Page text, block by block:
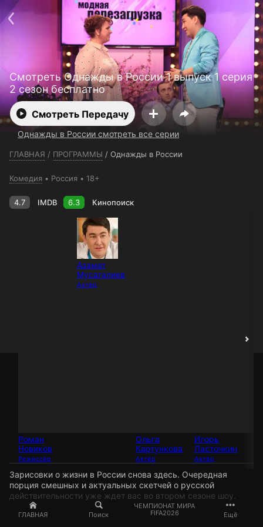
ГЛАВНАЯ Поиск
ЧЕМПИОНАТ МИРА
FIFA2026
Ещё
Смотреть Однажды в России 1 выпуск 1 серия
2 сезон бесплатно
Смотреть Передачу
Однажды в России смотреть все серии
ГЛАВНАЯ / ПРОГРАММЫ / Однажды в России
Комедия Россия 18+
4.7 IMDB 6.3 Кинопоиск
Роман
Новиков
Режиссёр
Азамат
Мусагалиев
Актёр
Ольга
Картункова
Актёр
Игорь
Ласточкин
Актёр
Зарисовки о жизни в России снова здесь. Очередная
порция смешных и актуальных скетчей о русской
действительности уже ждет вас во втором сезоне шоу.
Телефон поддержки: +7 (727) 323 10 92
Пользовательское соглашение
Политика конфиденциальности
Открыть приложение
Ввести промокод